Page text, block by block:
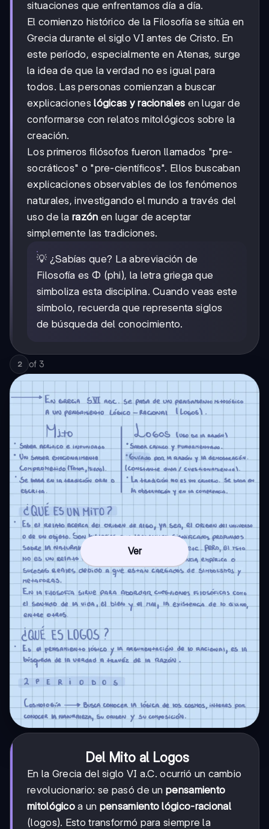
situaciones que enfrentamos día a día.
El comienzo histórico de la Filosofía se sitúa en
Grecia durante el siglo VI antes de Cristo. En
este período, especialmente en Atenas, surge
la idea de que la verdad no es igual para
todos. Las personas comienzan a buscar
explicacioneslógicas y racionales en lugar de
conformarse con relatos mitológicos sobre la
creación.
Los primeros filósofos fueron llamados "pre-
socráticos" o "pre-científicos". Ellos buscaban
explicaciones observables de los fenómenos
naturales, investigando el mundo a través del
uso de la razón en lugar de aceptar
simplemente las tradiciones.
💡 ¿Sabías que? La abreviación de
Filosofía es Φ (phi), la letra griega que
simboliza esta disciplina. Cuando veas este
símbolo, recuerda que representa siglos
de búsqueda del conocimiento.
2 of 3
Ver
Del Mito al Logos
En la Grecia del siglo VI a.C. ocurrió un cambio
revolucionario: se pasó de unpensamiento
mitológico a un pensamiento lógico-racional
(logos). Esto transformó para siempre la